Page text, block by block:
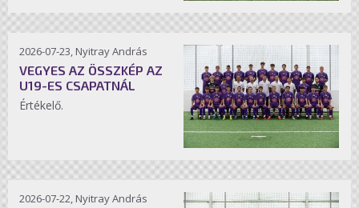
2026-07-23, Nyitray András
VEGYES AZ ÖSSZKÉP AZ
U19-ES CSAPATNÁL
Értékelő.
2026-07-22, Nyitray András